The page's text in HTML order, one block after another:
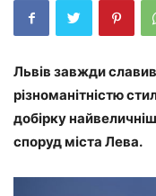
Львів завжди
різноманітністю
добірку
споруд міста Лева.